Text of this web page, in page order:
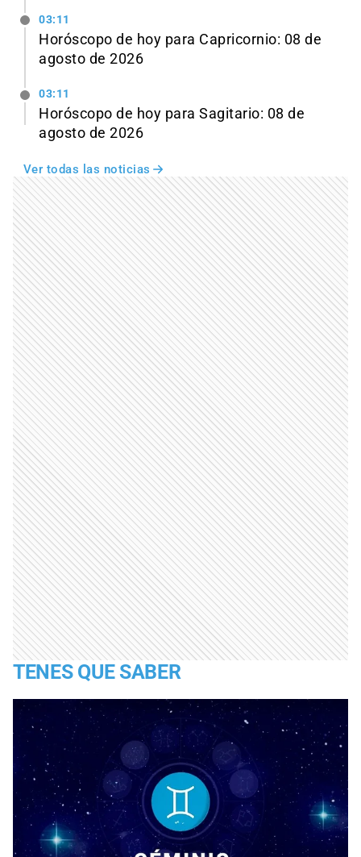
03:11
Horóscopo de hoy para Capricornio: 08 de
agosto de 2026
03:11
Horóscopo de hoy para Sagitario: 08 de
agosto de 2026
Ver todas las noticias
TENES QUE SABER